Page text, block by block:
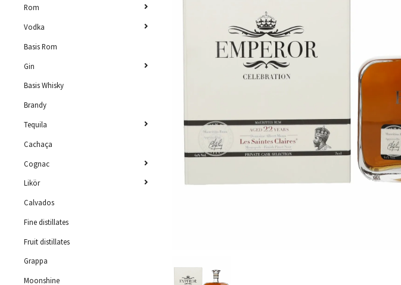
Rom
Vodka
Basis Rom
Gin
Basis Whisky
Brandy
Tequila
Cachaça
Cognac
Likör
Calvados
Fine distillates
Fruit distillates
Grappa
Moonshine